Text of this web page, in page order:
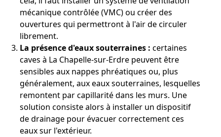
mécanique contrôlée (VMC) ou créer des
ouvertures qui permettront à l'air de circuler
librement.
La présence d'eaux souterraines : certaines
caves à La Chapelle-sur-Erdre peuvent être
sensibles aux nappes phréatiques ou, plus
généralement, aux eaux souterraines, lesquelles
remontent par capillarité dans les murs. Une
solution consiste alors à installer un dispositif
de drainage pour évacuer correctement ces
eaux sur l'extérieur.